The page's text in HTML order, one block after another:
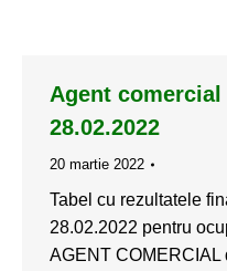
Agent comercial
28.02.2022
20 martie 2022
Tabel cu rezultatele
28.02.2022 pentru
AGENT